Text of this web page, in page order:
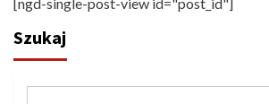
Szukaj